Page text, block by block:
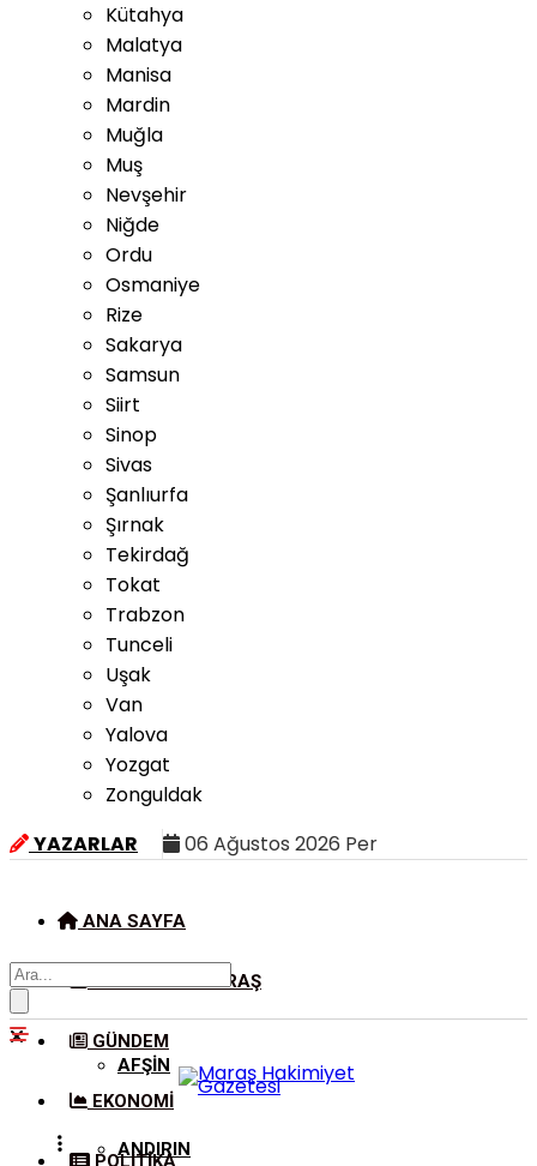
Kütahya
Malatya
Manisa
Mardin
Muğla
Muş
Nevşehir
Niğde
Ordu
Osmaniye
Rize
Sakarya
Samsun
Siirt
Sinop
Sivas
Şanlıurfa
Şırnak
Tekirdağ
Tokat
Trabzon
Tunceli
Uşak
Van
Yalova
Yozgat
Zonguldak
YAZARLAR
06 Ağustos 2026 Per
ANA SAYFA
KAHRAMANMARAŞ
AFŞIN
ANDIRIN
GÜNDEM
EKONOMI
POLITIKA